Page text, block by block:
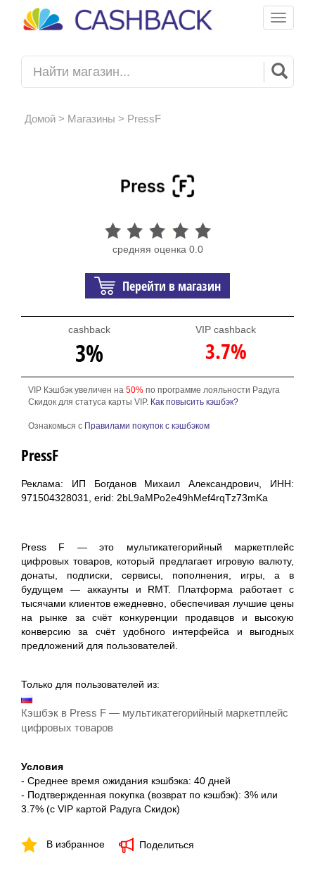
Toggle
Домой> Магазины > PressF
средняя оценка 0.0
Перейти в магазин
cashback
3%
VIP cashback
3.7%
VIP Кэшбэк увеличен на 50%по программе лояльности Радуга
Скидок для статуса карты VIP. Как повысить кэшбэк?
Ознакомься с Правилами покупок с кэшбэком
PressF
Реклама: ИП Богданов Михаил Александрович, ИНН:
971504328031, erid: 2bL9aMPo2e49hMef4rqTz73mKa
Press F — это мультикатегорийный маркетплейс
цифровых товаров, который предлагает игровую валюту,
донаты, подписки, сервисы, пополнения, игры, а в
будущем — аккаунты и RMT. Платформа работает с
тысячами клиентов ежедневно, обеспечивая лучшие цены
на рынке за счёт конкуренции продавцов и высокую
конверсию за счёт удобного интерфейса и выгодных
предложений для пользователей.
Только для пользователей из:
Кэшбэк в Press F — мультикатегорийный маркетплейс
цифровых товаров
Условия
- Среднее время ожидания кэшбэка: 40 дней
- Подтвержденная покупка (возврат по кэшбэк): 3% или
3.7% (с VIP картой Радуга Скидок)
В избранное Поделиться